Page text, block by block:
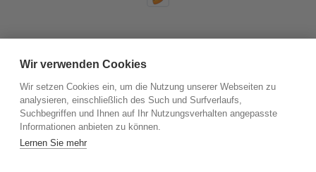
Wir verwenden Cookies
Wir setzen Cookies ein, um die Nutzung unserer Webseiten zu
analysieren, einschließlich des Such und Surfverlaufs,
Suchbegriffen und Ihnen auf Ihr Nutzungsverhalten angepasste
Informationen anbieten zu können.
Lernen Sie mehr